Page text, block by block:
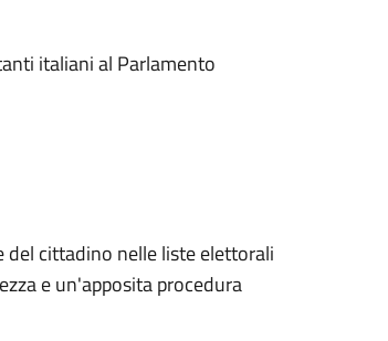
italiani al Parlamento
del cittadino nelle liste elettorali
e un'apposita procedura